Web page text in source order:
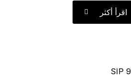
اقرأ أكثر